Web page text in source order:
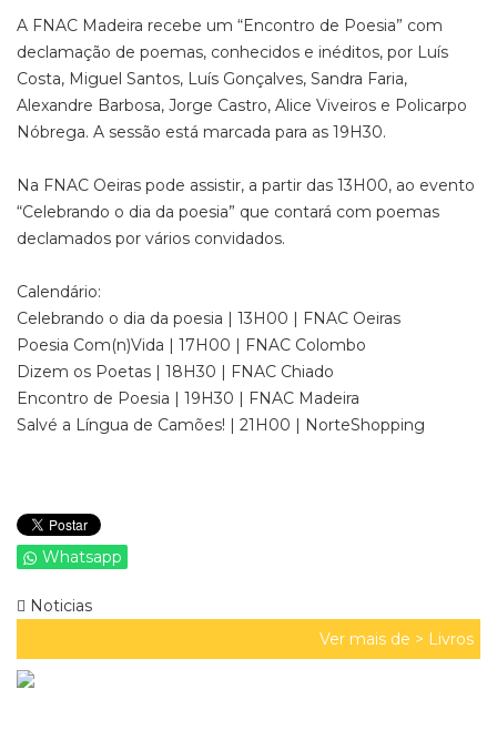
A FNAC Madeira recebe um “Encontro de Poesia” com
declamação de poemas, conhecidos e inéditos, por Luís
Costa, Miguel Santos, Luís Gonçalves, Sandra Faria,
Alexandre Barbosa, Jorge Castro, Alice Viveiros e Policarpo
Nóbrega. A sessão está marcada para as 19H30.
Na FNAC Oeiras pode assistir, a partir das 13H00, ao evento
“Celebrando o dia da poesia” que contará com poemas
declamados por vários convidados.
Calendário:
Celebrando o dia da poesia | 13H00 | FNAC Oeiras
Poesia Com(n)Vida | 17H00 | FNAC Colombo
Dizem os Poetas | 18H30 | FNAC Chiado
Encontro de Poesia | 19H30 | FNAC Madeira
Salvé a Língua de Camões! | 21H00 | NorteShopping
Whatsapp
Noticias
Ver mais de > Livros